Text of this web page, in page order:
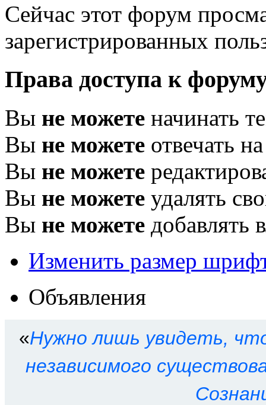
Сейчас этот форум
зарегистрированных
Права доступа к
Вы не можете начинать
Вы не можете отвечать
Вы не можете
Вы не можете удалять
Вы не можете добавлять
Изменить размер
Объявления
«Нужно лишь увидеть,
независимого